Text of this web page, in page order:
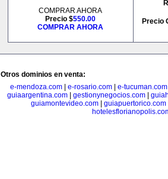
COMPRAR AHORA
Precio $550.00
COMPRAR AHORA
Precio
Otros dominios en venta:
e-mendoza.com| e-rosario.com| e-tucuman.com
guiaargentina.com
gestionynegocios.com
guiamontevideo.com
guiapuertorico.com